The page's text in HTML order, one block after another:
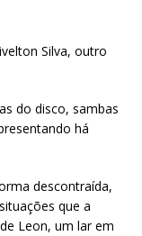
Silva, outro
do disco, sambas
há
descontraída,
que a
Leon, um lar em